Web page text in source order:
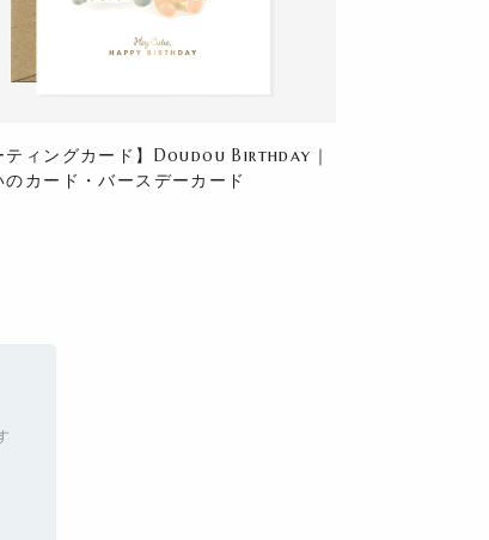
ティングカード】Doudou Birthday｜
のカード・バースデーカード